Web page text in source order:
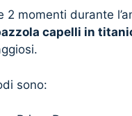
2 momenti durante
capelli in
sono: